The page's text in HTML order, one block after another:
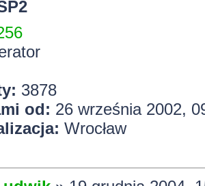
3878
od: 26 września 2002,
Wrocław